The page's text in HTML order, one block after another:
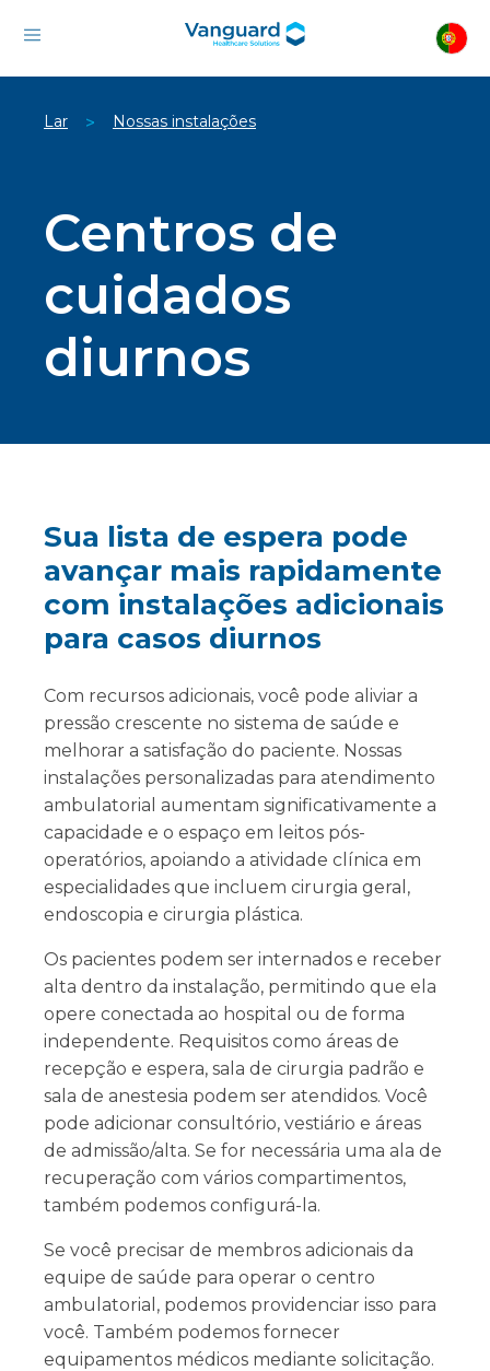
Lar > Nossas instalações
Centros de
cuidados
diurnos
Sua lista de espera pode
avançar mais rapidamente
com instalações adicionais
para casos diurnos
Com recursos adicionais, você pode aliviar a
pressão crescente no sistema de saúde e
melhorar a satisfação do paciente. Nossas
instalações personalizadas para atendimento
ambulatorial aumentam significativamente a
capacidade e o espaço em leitos pós-
operatórios, apoiando a atividade clínica em
especialidades que incluem cirurgia geral,
endoscopia e cirurgia plástica.
Os pacientes podem ser internados e receber
alta dentro da instalação, permitindo que ela
opere conectada ao hospital ou de forma
independente. Requisitos como áreas de
recepção e espera, sala de cirurgia padrão e
sala de anestesia podem ser atendidos. Você
pode adicionar consultório, vestiário e áreas
de admissão/alta. Se for necessária uma ala de
recuperação com vários compartimentos,
também podemos configurá-la.
Se você precisar de membros adicionais da
equipe de saúde para operar o centro
ambulatorial, podemos providenciar isso para
você. Também podemos fornecer
equipamentos médicos mediante solicitação.